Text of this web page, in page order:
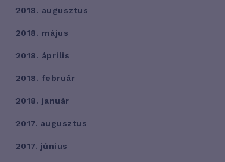
2018. augusztus
2018. május
2018. április
2018. február
2018. január
2017. augusztus
2017. június